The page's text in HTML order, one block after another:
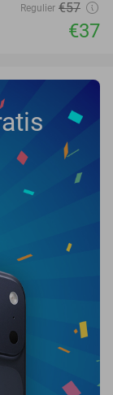
Regulier €57
€37